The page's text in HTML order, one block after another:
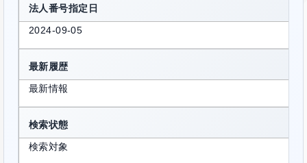
法人番号指定日
2024-09-05
最新履歴
最新情報
検索状態
検索対象